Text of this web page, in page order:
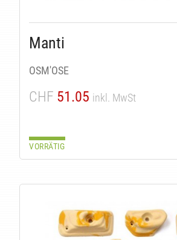
Manti
OSM'OSE
CHF 51.05 inkl. MwSt
VORRÄTIG